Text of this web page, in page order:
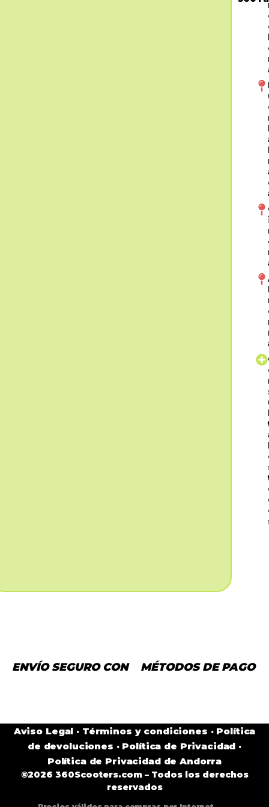
ENVÍO SEGURO CON MÉTODOS DE PAGO
Aviso Legal · Términos y condiciones · Política
de devoluciones · Política de Privacidad ·
Política de Privacidad de Andorra
©2026 360Scooters.com – Todos los derechos
reservados